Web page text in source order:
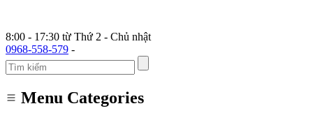
8:00 - 17:30 từ Thứ 2 - Chủ nhật
0968-558-579 -
Menu Categories